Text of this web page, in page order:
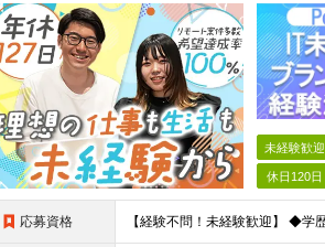
未経験歓迎
休日120日
応募資格